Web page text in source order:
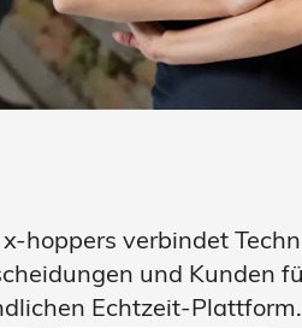
hoppers verbindet
und Kunden
Echtzeit-Plattform.